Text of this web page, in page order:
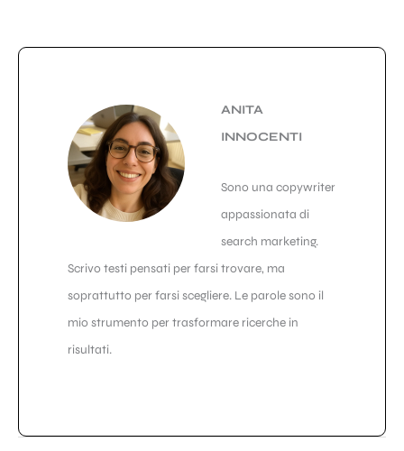
ANITA
INNOCENTI
Sono una copywriter
appassionata di
search marketing.
Scrivo testi pensati per farsi trovare, ma
soprattutto per farsi scegliere. Le parole sono il
mio strumento per trasformare ricerche in
risultati.